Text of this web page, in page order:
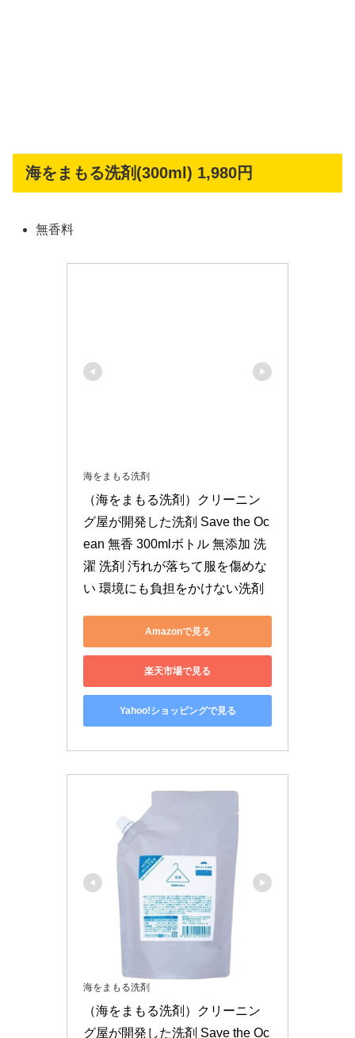
海をまもる洗剤(300ml) 1,980円
無香料
海をまもる洗剤
（海をまもる洗剤）クリーニン
グ屋が開発した洗剤 Save the Oc
ean 無香 300mlボトル 無添加 洗
濯 洗剤 汚れが落ちて服を傷めな
い 環境にも負担をかけない洗剤
Amazonで見る
楽天市場で見る
Yahoo!ショッピングで見る
海をまもる洗剤
（海をまもる洗剤）クリーニン
グ屋が開発した洗剤 Save the Oc